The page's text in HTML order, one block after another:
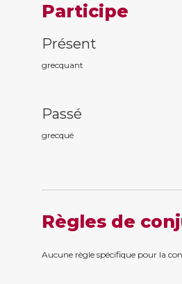
Participe
Présent
grecquant
Passé
grecqué
Règles de
Aucune règle spécifique pour la